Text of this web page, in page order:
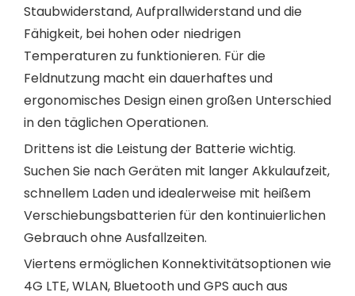
Staubwiderstand, Aufprallwiderstand und die
Fähigkeit, bei hohen oder niedrigen
Temperaturen zu funktionieren. Für die
Feldnutzung macht ein dauerhaftes und
ergonomisches Design einen großen Unterschied
in den täglichen Operationen.
Drittens ist die Leistung der Batterie wichtig.
Suchen Sie nach Geräten mit langer Akkulaufzeit,
schnellem Laden und idealerweise mit heißem
Verschiebungsbatterien für den kontinuierlichen
Gebrauch ohne Ausfallzeiten.
Viertens ermöglichen Konnektivitätsoptionen wie
4G LTE, WLAN, Bluetooth und GPS auch aus